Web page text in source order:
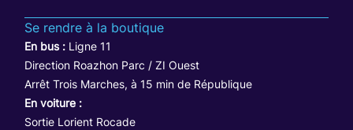
Se rendre à la boutique
En bus : Ligne 11
Direction Roazhon Parc / ZI Ouest
Arrêt Trois Marches, à 15 min de République
En voiture :
Sortie Lorient Rocade